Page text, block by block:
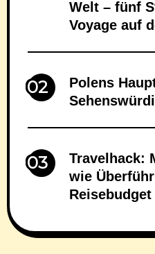
Welt – fünf
Voyage auf
02
Polens
03
Travelhack:
wie